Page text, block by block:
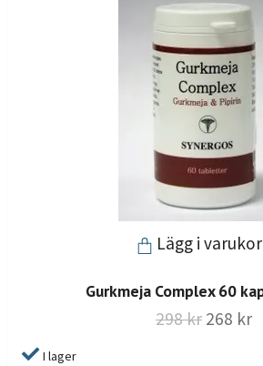
Lägg i
Gurkmeja Complex 60
298 kr 268 kr
I lager